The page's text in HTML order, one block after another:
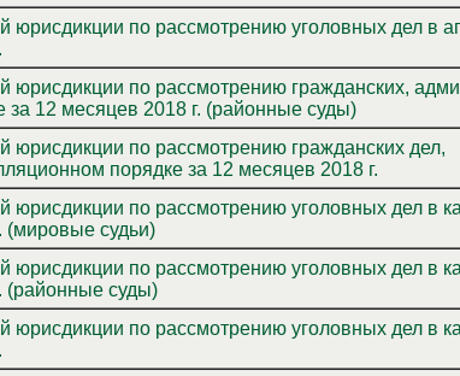
юрисдикции по рассмотрению уголовных дел в
юрисдикции по рассмотрению гражданских,
за 12 месяцев 2018 г. (районные суды)
юрисдикции по рассмотрению гражданских дел,
порядке за 12 месяцев 2018 г.
юрисдикции по рассмотрению уголовных дел в
(мировые судьи)
юрисдикции по рассмотрению уголовных дел в
(районные суды)
юрисдикции по рассмотрению уголовных дел в